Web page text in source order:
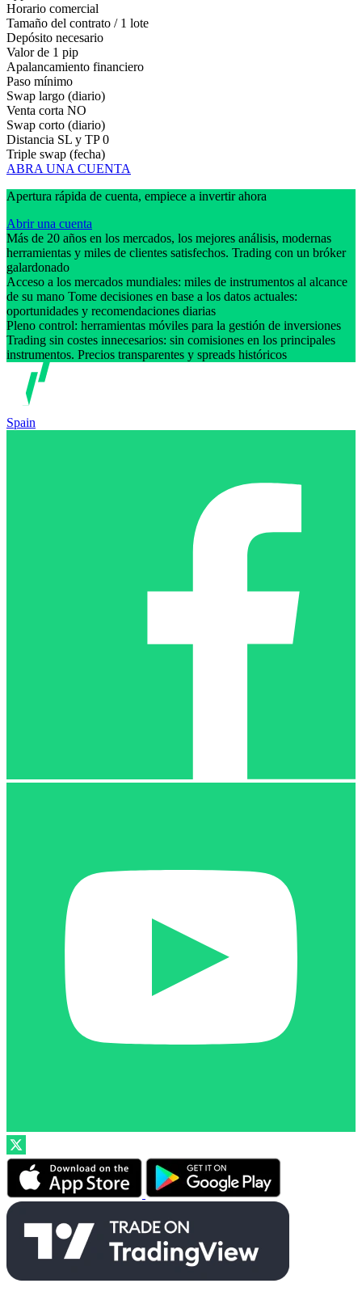
Horario comercial
Tamaño del contrato / 1 lote
Depósito necesario
Valor de 1 pip
Apalancamiento financiero
Paso mínimo
Swap largo (diario)
Venta corta NO
Swap corto (diario)
Distancia SL y TP 0
Triple swap (fecha)
ABRA UNA CUENTA
Apertura rápida de cuenta, empiece a invertir ahora
Abrir una cuenta
Más de 20 años en los mercados, los mejores análisis, modernas
herramientas y miles de clientes satisfechos. Trading con un bróker
galardonado
Acceso a los mercados mundiales: miles de instrumentos al alcance
de su mano Tome decisiones en base a los datos actuales:
oportunidades y recomendaciones diarias
Pleno control: herramientas móviles para la gestión de inversiones
Trading sin costes innecesarios: sin comisiones en los principales
instrumentos. Precios transparentes y spreads históricos
Spain